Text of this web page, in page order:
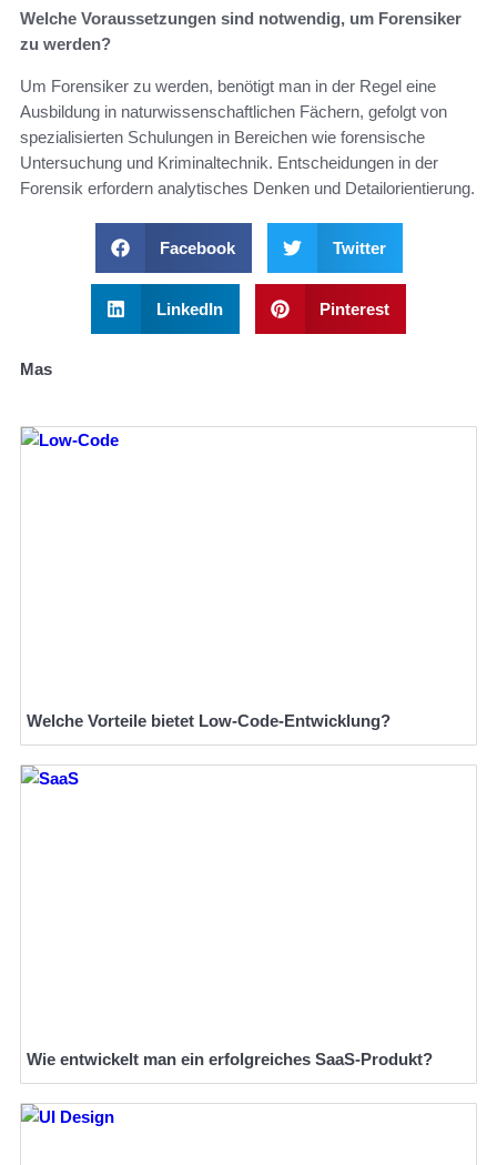
Welche Voraussetzungen sind notwendig, um Forensiker
zu werden?
Um Forensiker zu werden, benötigt man in der Regel eine
Ausbildung in naturwissenschaftlichen Fächern, gefolgt von
spezialisierten Schulungen in Bereichen wie forensische
Untersuchung und Kriminaltechnik. Entscheidungen in der
Forensik erfordern analytisches Denken und Detailorientierung.
Facebook Twitter
LinkedIn Pinterest
Mas
Welche Vorteile bietet Low-Code-Entwicklung?
Wie entwickelt man ein erfolgreiches SaaS-Produkt?